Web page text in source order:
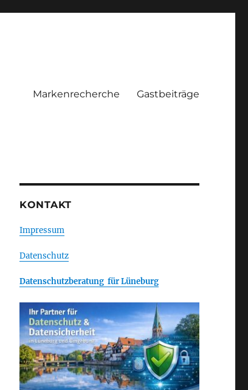
Markenrecherche Gastbeiträge
KONTAKT
Impressum
Datenschutz
Datenschutzberatung für Lüneburg